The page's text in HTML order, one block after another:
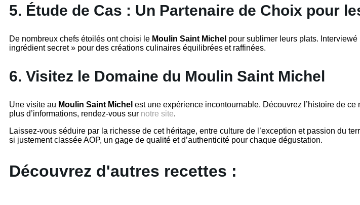
5. Étude de Cas : Un Partenaire de Choix pour
De nombreux chefs étoilés ont choisi le Moulin Saint Michel pour sublimer leurs plats.
ingrédient secret » pour des créations culinaires équilibrées et raffinées.
6. Visitez le Domaine du Moulin Saint Michel
Une visite au Moulin Saint Michel est une expérience incontournable. Découvrez l’histoire de
plus d’informations, rendez-vous sur notre site.
Laissez-vous séduire par la richesse de cet héritage, entre culture de l’exception et passion du
si justement classée AOP, un gage de qualité et d’authenticité pour chaque dégustation.
Découvrez d'autres recettes :